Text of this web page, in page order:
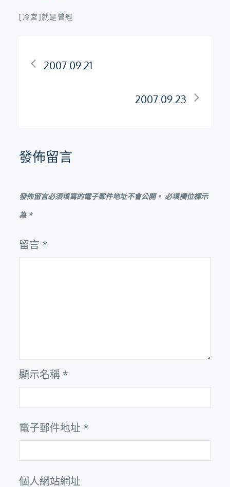
[冷宮]就是曾經
文
覽
2007.09.21
2007.09.23
發佈留言
發佈留言必須填寫的電子郵件地址不會公開。 必填欄位標示
為 *
留言 *
顯示名稱 *
電子郵件地址 *
個人網站網址